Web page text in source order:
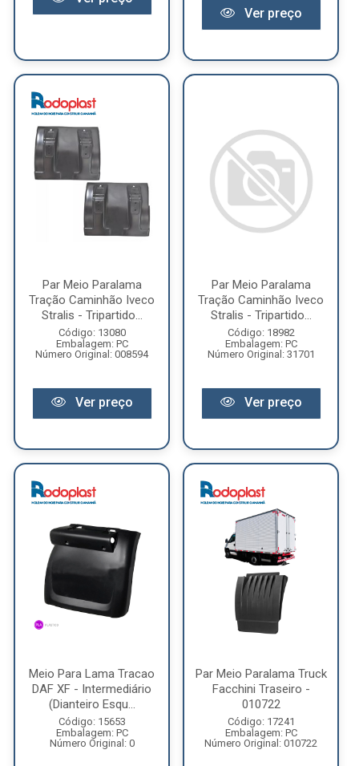
Ver preço
Par Meio Paralama
Tração Caminhão Iveco
Stralis - Tripartido...
Código: 13080
Embalagem: PC
Número Original: 008594
Ver preço
Par Meio Paralama
Tração Caminhão Iveco
Stralis - Tripartido...
Código: 18982
Embalagem: PC
Número Original: 31701
Ver preço
Meio Para Lama Tracao
DAF XF - Intermediário
(Dianteiro Esqu...
Código: 15653
Embalagem: PC
Número Original: 0
Par Meio Paralama Truck
Facchini Traseiro -
010722
Código: 17241
Embalagem: PC
Número Original: 010722